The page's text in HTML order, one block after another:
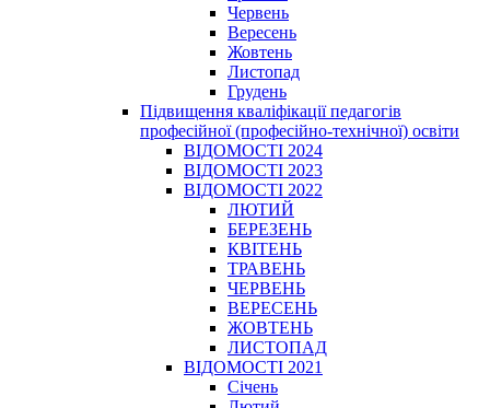
Червень
Вересень
Жовтень
Листопад
Грудень
Підвищення кваліфікації педагогів
професійної (професійно-технічної) освіти
ВІДОМОСТІ 2024
ВІДОМОСТІ 2023
ВІДОМОСТІ 2022
ЛЮТИЙ
БЕРЕЗЕНЬ
КВІТЕНЬ
ТРАВЕНЬ
ЧЕРВЕНЬ
ВЕРЕСЕНЬ
ЖОВТЕНЬ
ЛИСТОПАД
ВІДОМОСТІ 2021
Січень